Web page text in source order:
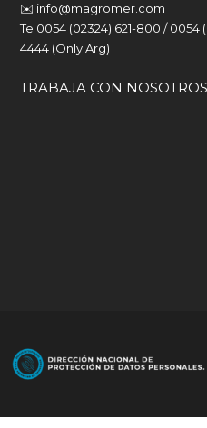
✉️ info@magromer.com
Te 0054 (02324) 621-800 /
4444 (Only Arg)
TRABAJA CON NOSOTROS